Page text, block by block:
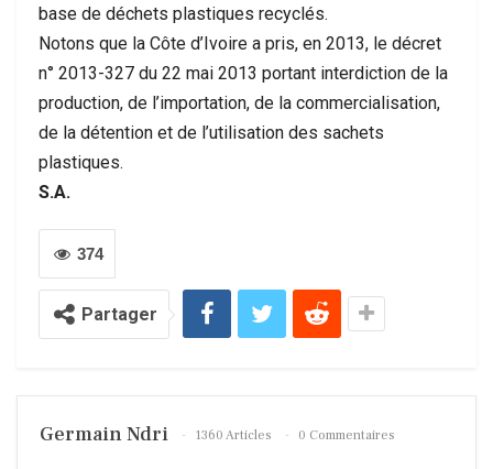
base de déchets plastiques recyclés.
Notons que la Côte d’Ivoire a pris, en 2013, le décret
n° 2013-327 du 22 mai 2013 portant interdiction de la
production, de l’importation, de la commercialisation,
de la détention et de l’utilisation des sachets
plastiques.
S.A.
374
Partager
Germain Ndri 1360 Articles 0 Commentaires